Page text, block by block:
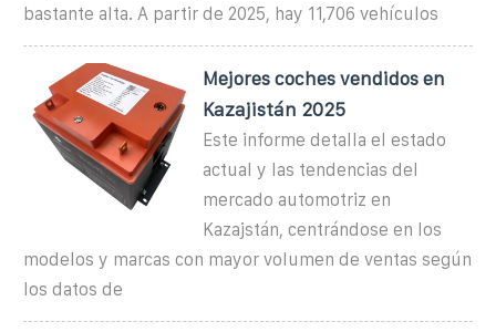
bastante alta. A partir de 2025, hay 11,706 vehículos
Mejores coches vendidos en
Kazajistán 2025
Este informe detalla el estado
actual y las tendencias del
mercado automotriz en
Kazajstán, centrándose en los
modelos y marcas con mayor volumen de ventas según
los datos de